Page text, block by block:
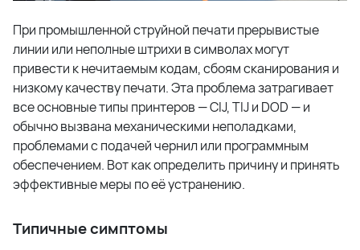
При промышленной струйной печати прерывистые
линии или неполные штрихи в символах могут
привести к нечитаемым кодам, сбоям сканирования и
низкому качеству печати. ​​Эта проблема затрагивает
все основные типы принтеров —CIJ,TIJи DOD — и
обычно вызвана механическими неполадками,
проблемами с подачей чернил или программным
обеспечением. Вот как определить причину и принять
эффективные меры по её устранению.
Типичные симптомы